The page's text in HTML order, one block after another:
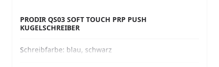
PRODIR QS03 SOFT TOUCH PRP PUSH
KUGELSCHREIBER
Schreibfarbe: blau, schwarz